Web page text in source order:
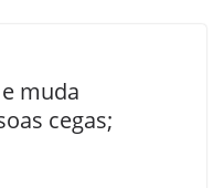
muda
cegas;